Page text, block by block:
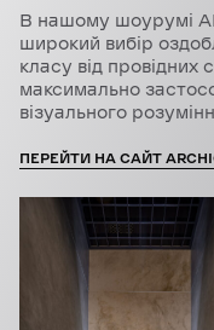
В нашому шоурумі
широкий вибір
класу від провідних
максимально
візуального
ПЕРЕЙТИ НА САЙТ